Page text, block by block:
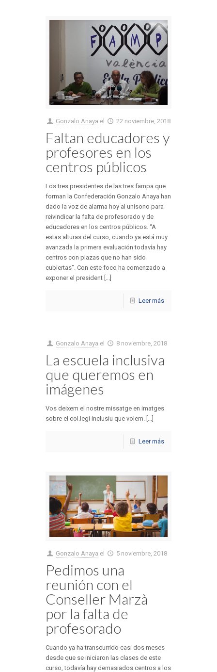
Gonzalo Anaya el 22 noviembre, 2018
Faltan educadores y
profesores en los
centros públicos
Los tres presidentes de las tres fampa que
forman la Confederación Gonzalo Anaya han
dado la voz de alarma hoy al unísono para
reivindicar la falta de profesorado y de
educadores en los centros públicos. “A
estas alturas del curso, cuando ya está muy
avanzada la primera evaluación todavía hay
centros con plazas que no han sido
cubiertas”. Con este foco ha comenzado a
exponer el president [...]
Leer más
Gonzalo Anaya el 8 noviembre, 2018
La escuela inclusiva
que queremos en
imágenes
Vos deixem el nostre missatge en imatges
sobre el col.legi inclusiu que volem. [...]
Leer más
Gonzalo Anaya el 5 noviembre, 2018
Pedimos una
reunión con el
Conseller Marzà
por la falta de
profesorado
Cuando ya ha transcurrido casi dos meses
desde que se iniciaron las clases de este
curso, todavía hay demasiados centros a los